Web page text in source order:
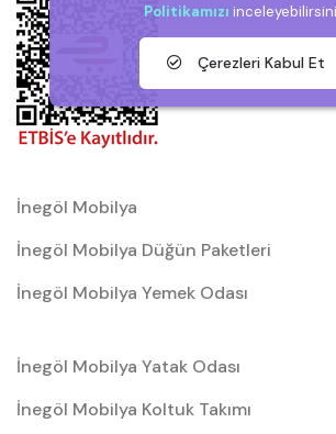
İnegöl Mobilya
İnegöl Mobilya Düğün Paketleri
İnegöl Mobilya Yemek Odası
İnegöl Mobilya Yatak Odası
İnegöl Mobilya Koltuk Takımı
Politikamızı
Çerezleri Kabul Et